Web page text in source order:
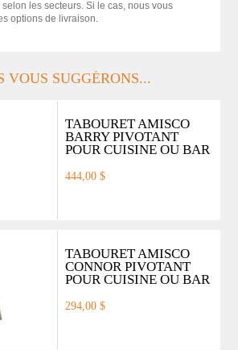
les secteurs. Si le cas, nous vous
options de livraison.
VOUS SUGGÉRONS...
TABOURET AMISCO
BARRY PIVOTANT
POUR CUISINE OU BAR
444,00 $
TABOURET AMISCO
CONNOR PIVOTANT
POUR CUISINE OU BAR
294,00 $